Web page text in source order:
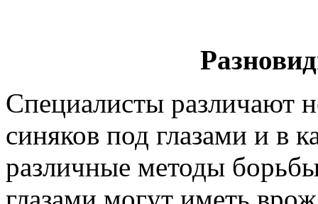
Специалисты различают
синяков под глазами и в
различные методы